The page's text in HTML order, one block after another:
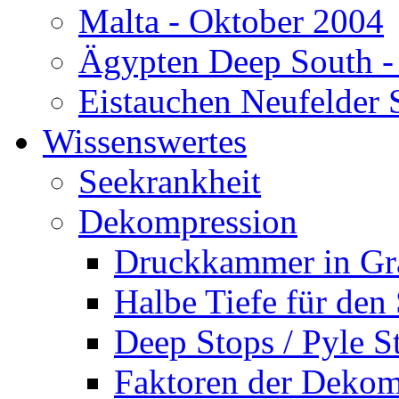
Malta - Oktober 2004
Ägypten Deep South
Eistauchen Neufelder
Wissenswertes
Seekrankheit
Dekompression
Druckkammer in
Halbe Tiefe für den
Deep Stops / Pyle
Faktoren der